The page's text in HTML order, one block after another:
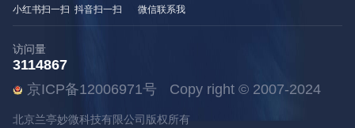
访问量
3114867
小红书扫一扫 抖音扫一扫 微信联系我
京ICP备12006971号 Copy right © 2007-2024
北京兰亭妙微科技有限公司版权所有